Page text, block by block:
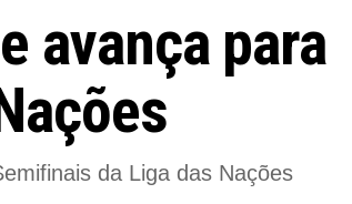
avança para
da Liga das Nações